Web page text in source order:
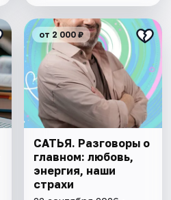
от 2 000 ₽
САТЬЯ. Разговоры о
главном: любовь,
энергия, наши
страхи